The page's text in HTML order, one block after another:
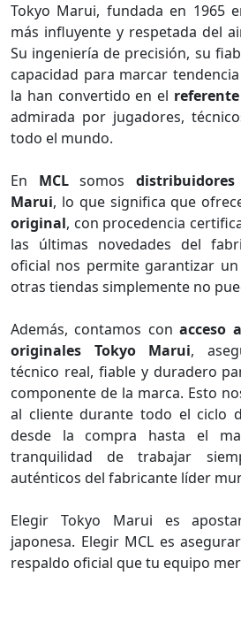
Tokyo Marui, fundada en 1965
más influyente y respetada del
Su ingeniería de precisión, su
capacidad para marcar
la han convertido en el
admirada por jugadores,
todo el mundo.
En MCLsomos
Marui, lo que significa que
original, con procedencia
las últimas novedades del
oficial nos permite garantizar
otras tiendas simplemente no
Además, contamos conacceso
originales Tokyo Marui,
técnico real, fiable y duradero
componente de la marca. Esto
al cliente durante todo el ciclo
desde la compra hasta el
tranquilidad de trabajar
auténticos del fabricante líder
Elegir Tokyo Marui es
japonesa. Elegir MCL es
respaldo oficial que tu equipo